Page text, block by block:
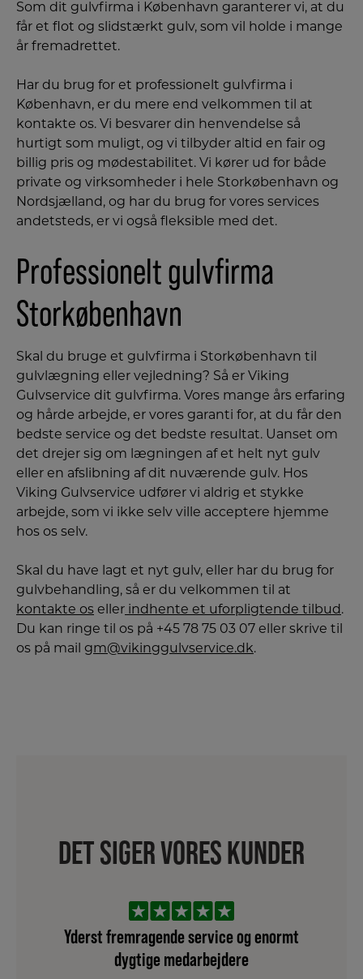
Som dit gulvfirma i København garanterer vi, at du
får et flot og slidstærkt gulv, som vil holde i mange
år fremadrettet.
Har du brug for et professionelt gulvfirma i
København, er du mere end velkommen til at
kontakte os. Vi besvarer din henvendelse så
hurtigt som muligt, og vi tilbyder altid en fair og
billig pris og mødestabilitet. Vi kører ud for både
private og virksomheder i hele Storkøbenhavn og
Nordsjælland, og har du brug for vores services
andetsteds, er vi også fleksible med det.
Professionelt gulvfirma
Storkøbenhavn
Skal du bruge et gulvfirma i Storkøbenhavn til
gulvlægning eller vejledning? Så er Viking
Gulvservice dit gulvfirma. Vores mange års erfaring
og hårde arbejde, er vores garanti for, at du får den
bedste service og det bedste resultat. Uanset om
det drejer sig om lægningen af et helt nyt gulv
eller en afslibning af dit nuværende gulv. Hos
Viking Gulvservice udfører vi aldrig et stykke
arbejde, som vi ikke selv ville acceptere hjemme
hos os selv.
Skal du have lagt et nyt gulv, eller har du brug for
gulvbehandling, så er du velkommen til at
kontakte os eller indhente et uforpligtende tilbud.
Du kan ringe til os på +45 78 75 03 07 eller skrive til
os på mail gm@vikinggulvservice.dk.
DET SIGER VORES KUNDER
Yderst fremragende service og enormt
dygtige medarbejdere